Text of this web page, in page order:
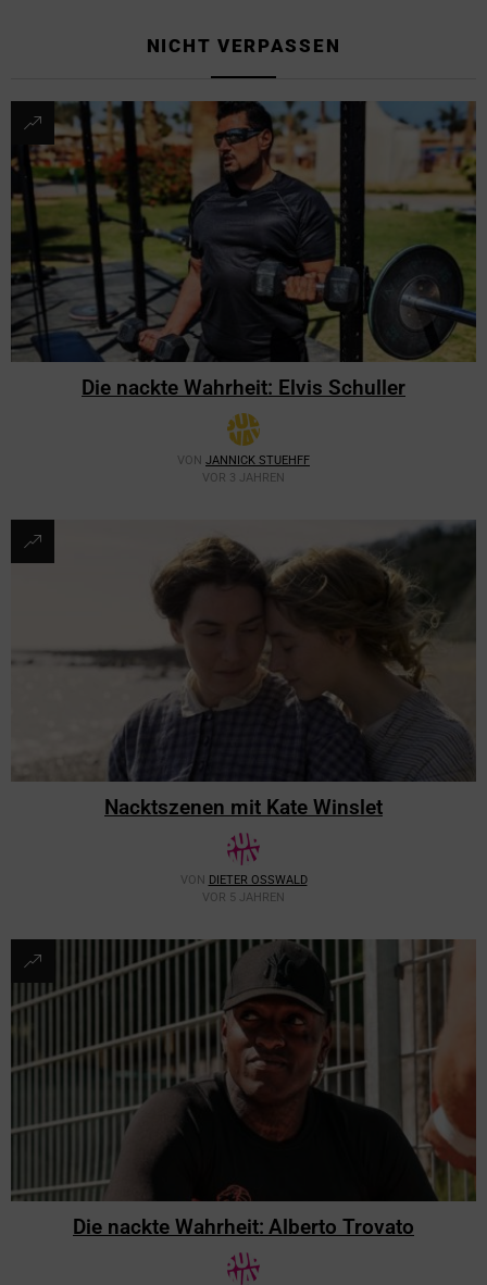
NICHT VERPASSEN
Die nackte Wahrheit: Elvis Schuller
VON JANNICK STUEHFF
VOR 3 JAHREN
Nacktszenen mit Kate Winslet
VON DIETER OSSWALD
VOR 5 JAHREN
Die nackte Wahrheit: Alberto Trovato